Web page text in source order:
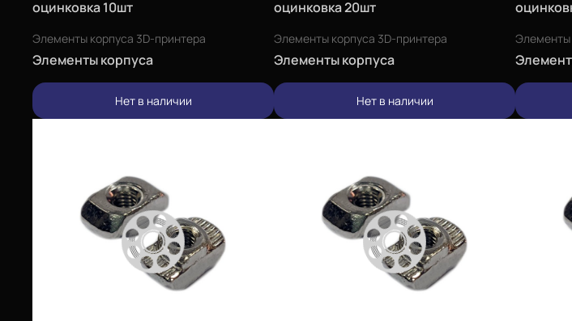
оцинковка 10шт
Элементы корпуса 3D-принтера
Элементы корпуса
Нет в наличии
оцинковка 20шт
Элементы корпуса 3D-принтера
Элементы корпуса
Нет в наличии
Элементы